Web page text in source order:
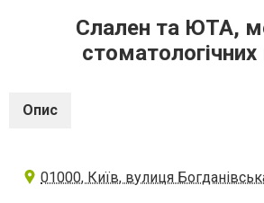
Слален та ЮТА,
стоматологічних
Опис
01000, Київ, вулиця